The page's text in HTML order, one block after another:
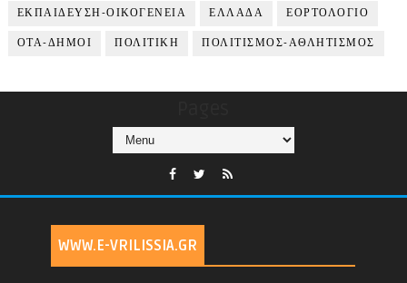
ΕΚΠΑΙΔΕΥΣΗ-ΟΙΚΟΓΕΝΕΙΑ ΕΛΛΑΔΑ ΕΟΡΤΟΛΟΓΙΟ
ΟΤΑ-ΔΗΜΟΙ ΠΟΛΙΤΙΚΗ ΠΟΛΙΤΙΣΜΟΣ-ΑΘΛΗΤΙΣΜΟΣ
WWW.E-VRILISSIA.GR